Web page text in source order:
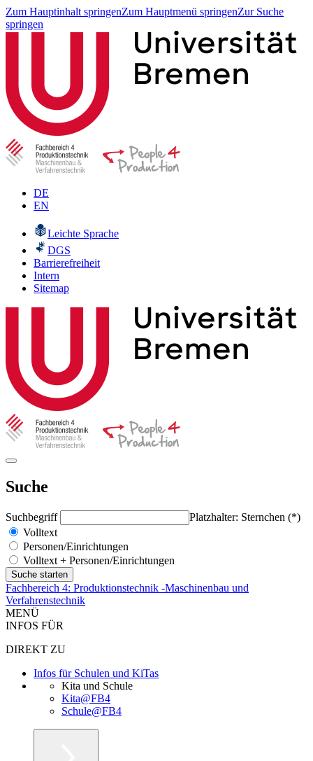
Zum Hauptinhalt springenZum Hauptmenü springenZur Suche
springen
DE
EN
Leichte Sprache
DGS
Barrierefreiheit
Intern
Sitemap
Suche
Suchbegriff
Platzhalter: Sternchen (*)
Volltext
Personen/Einrichtungen
Volltext + Personen/Einrichtungen
Fachbereich 4: Produktionstechnik -Maschinenbau und
Verfahrenstechnik
MENÜ
INFOS FÜR
DIREKT ZU
Infos für Schulen und KiTas
Kita und Schule
Kita@FB4
Schule@FB4